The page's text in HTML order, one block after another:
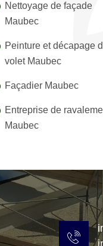
Nettoyage de façade
Maubec
Peinture et décapage
volet Maubec
Façadier Maubec
Entreprise de
Maubec